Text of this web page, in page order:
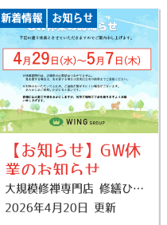
【お知らせ】GW休
業のお知らせ
大規模修禅専門店 修繕ひらまつです！ 誠に勝手ながら、下記の日程で臨時休業いたします。 【臨時休暇期間】 ★4月29日(水)〜5月7日(木)★ ※5月8日(金)より通常営業いたします。 ※休暇期間中は、各店舗宛のお電話はつながりません。 また、お問い合わせフォームからのご連絡につきましては、5月8日(金)以降に各担当よりご連絡をさせていただきます。
2026年4月20日 更新
新着情報 お知らせ